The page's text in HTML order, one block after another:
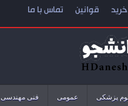
قوانین تماس با ما
پزشکی عمومی فنی مهندسی